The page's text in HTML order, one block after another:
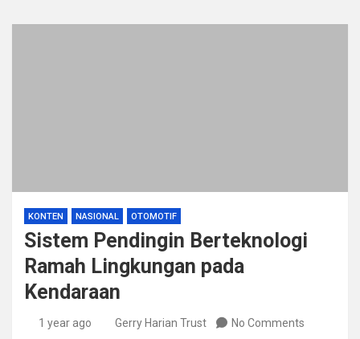
KONTEN NASIONAL OTOMOTIF
Sistem Pendingin Berteknologi
Ramah Lingkungan pada
Kendaraan
1 year ago Gerry Harian Trust No Comments